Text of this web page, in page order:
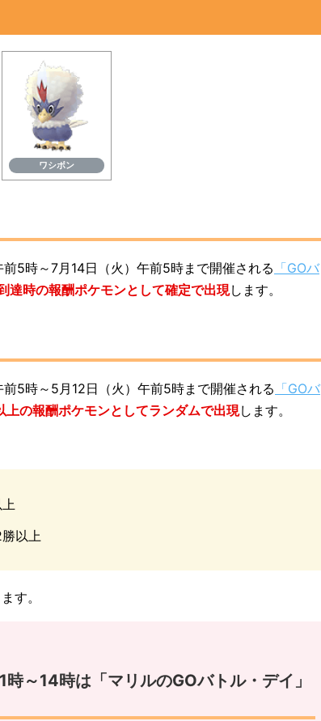
ワシボン
5時～7月14日（火）午前5時まで開催される 「GOバ
達時の報酬ポケモンとして確定で出現します。
5時～5月12日（火）午前5時まで開催される 「GOバ
上の報酬ポケモンとしてランダムで出現します。
上
勝以上
す。
～14時は「マリルのGOバトル・デイ」